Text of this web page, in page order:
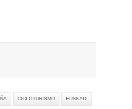
CICLOTURISMO EUSKADI